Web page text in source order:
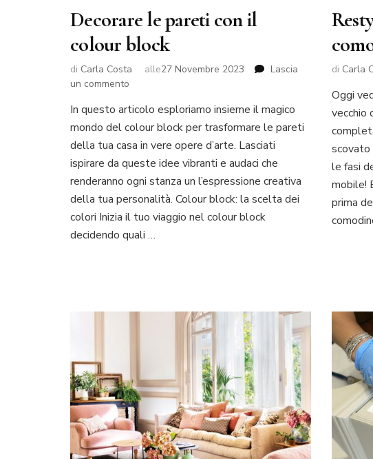
Decorare le pareti con il
colour block
di Carla Costa alle27 Novembre 2023
Lascia
un commento
le
pareti
con
colour
block
In questo articolo esploriamo insieme il magico
mondo del colour block per trasformare le pareti
della tua casa in vere opere d’arte. Lasciati
ispirare da queste idee vibranti e audaci che
renderanno ogni stanza un l’espressione creativa
della tua personalità. Colour block: la scelta dei
colori Inizia il tuo viaggio nel colour block
decidendo quali …
di Carla
Oggi
vecchio
scovato
le fasi
mobile!
prima